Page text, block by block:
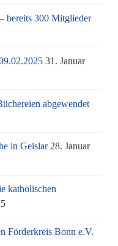
bereits 300 Mitglieder
31. Januar
abgewendet
in Geislar 28. Januar
katholischen
Förderkreis Bonn e.V.